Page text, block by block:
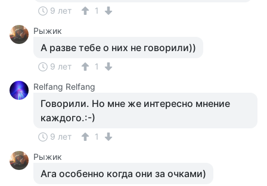
9 лет
1
Рыжик
А разве тебе о них не говорили))
9 лет
1
Relfang Relfang
Говорили. Но мне же интересно мнение
каждого.:-)
9 лет
1
Рыжик
Ага особенно когда они за очками)